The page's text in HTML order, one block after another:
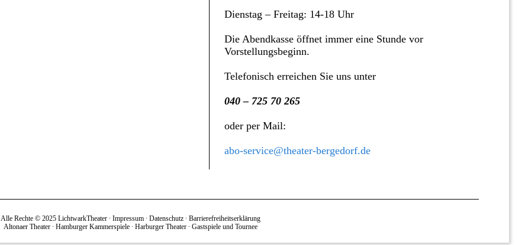
Dienstag – Freitag: 14-18 Uhr
Die Abendkasse öffnet immer eine Stunde vor
Vorstellungsbeginn.
Telefonisch erreichen Sie uns unter
040 – 725 70 265
oder per Mail:
abo-service@theater-bergedorf.de
Alle Rechte © 2025 LichtwarkTheater ∙ Impressum∙ Datenschutz∙ Barrierefreiheitserklärung
Altonaer Theater∙ Hamburger Kammerspiele∙ Harburger Theater∙ Gastspiele und Tournee